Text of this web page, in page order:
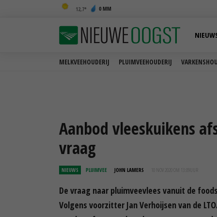
12,7 0 MM
MELKVEEHOUDERIJ PLUIMVEEHOUDERIJ
Aanbod vleeskuikens
vraag
NIEUWS PLUIMVEE JOHN LAMERS 10 NOV 2020 OM 13:09
De vraag naar pluimveevlees vanuit de
Volgens voorzitter Jan Verhoijsen van de